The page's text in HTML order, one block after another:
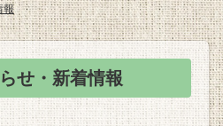
報
せ・新着情報